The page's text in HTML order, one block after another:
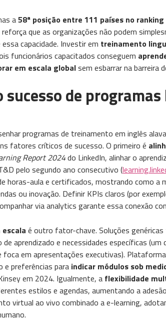
a58ª posição entre 111 países no
reforça que as organizações não podem
capacidade. Investir em treinamento
funcionários capacitados conseguem
em escala globalsem esbarrar na barreira
de
programas de treinamento em inglês
fatores críticos de sucesso. O primeiro é
Report 2024do LinkedIn, alinhar o
pelo segundo ano consecutivo​ (
horas-aula e certificados, mostrando como a
ou inovação. Definir KPIs claros (por
via analytics garante essa conexão
é outro fator-chave. Soluções
aprendizado e necessidades específicas (um
em apresentações executivas).
e preferências para indicar módulos sob
em 2024​. Igualmente, a flexibilidade
estilos e agendas, aumentando a
virtual ao vivo combinado a e-learning​,